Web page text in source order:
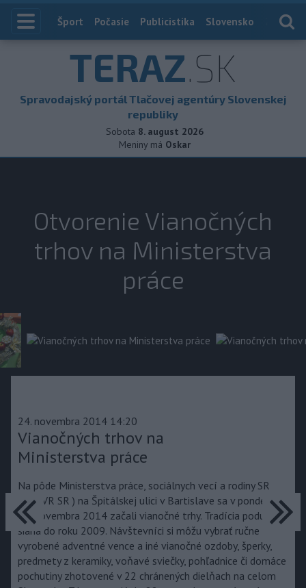
Index
Šport Počasie Publicistika Slovensko
TERAZ.SK
Spravodajský portál Tlačovej agentúry Slovenskej
republiky
Sobota 8. august 2026
Meniny má Oskar
Otvorenie Vianočných
trhov na Ministerstva
práce
24. novembra 2014 14:20
Vianočných trhov na
Ministerstva práce
Na pôde Ministerstva práce, sociálnych vecí a rodiny SR
(MPSVR SR ) na Špitálskej ulici v Bartislave sa v pondelok
24. novembra 2014 začali vianočné trhy. Tradícia podujatia
siaha do roku 2009. Návštevníci si môžu vybrať ručne
vyrobené adventné vence a iné vianočné ozdoby, šperky,
predmety z keramiky, voňavé sviečky, pohľadnice či domáce
pochutiny zhotovené v 22 chránených dielňach na celom
predchádzajúce